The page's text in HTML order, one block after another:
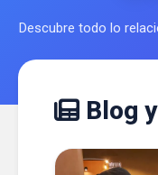
Descubre todo lo
Blog